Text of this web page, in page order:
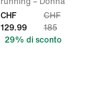
CHF
129.99
CHF
185
29% di sconto